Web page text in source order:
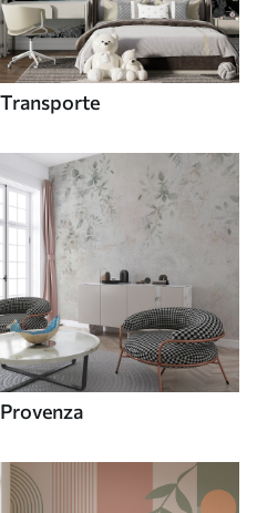
Transporte
Provenza